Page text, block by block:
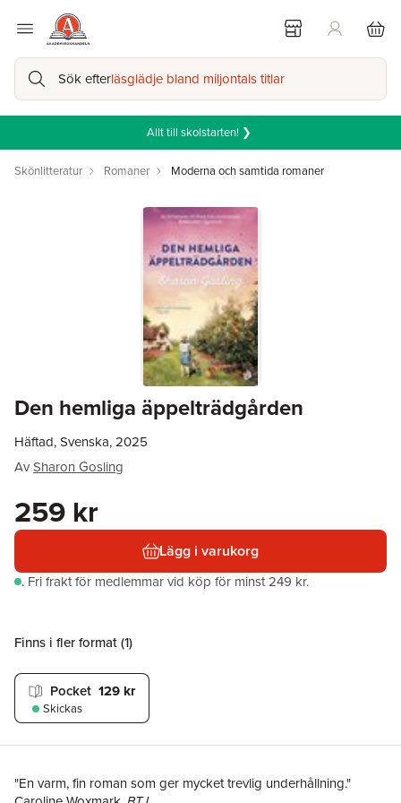
Sök efterläsglädje bland miljontals titlar
Allt till skolstarten! ❯
Skönlitteratur Romaner Moderna och samtida romaner
Den hemliga äppelträdgården
Häftad, Svenska, 2025
AvSharon Gosling
259 kr
Lägg i varukorg
. Fri frakt för medlemmar vid köp för minst 249 kr.
Finns i fler format (1)
Pocket 129 kr
Skickas
"En varm, fin roman som ger mycket trevlig underhållning."